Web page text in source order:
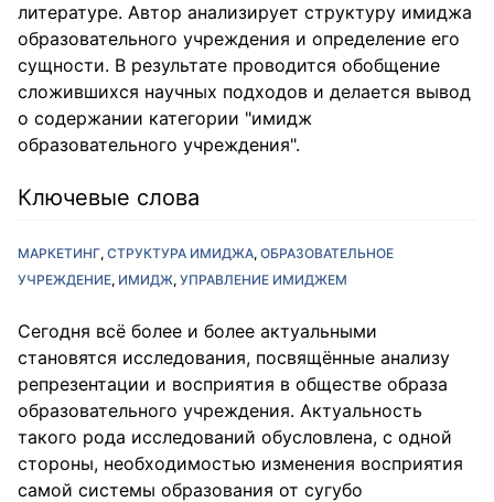
литературе. Автор анализирует структуру имиджа
образовательного учреждения и определение его
сущности. В результате проводится обобщение
сложившихся научных подходов и делается вывод
о содержании категории "имидж
образовательного учреждения".
Ключевые слова
МАРКЕТИНГ СТРУКТУРА ИМИДЖА ОБРАЗОВАТЕЛЬНОЕ
УЧРЕЖДЕНИЕ ИМИДЖ УПРАВЛЕНИЕ ИМИДЖЕМ
Сегодня всё более и более актуальными
становятся исследования, посвящённые анализу
репрезентации и восприятия в обществе образа
образовательного учреждения. Актуальность
такого рода исследований обусловлена, с одной
стороны, необходимостью изменения восприятия
самой системы образования от сугубо